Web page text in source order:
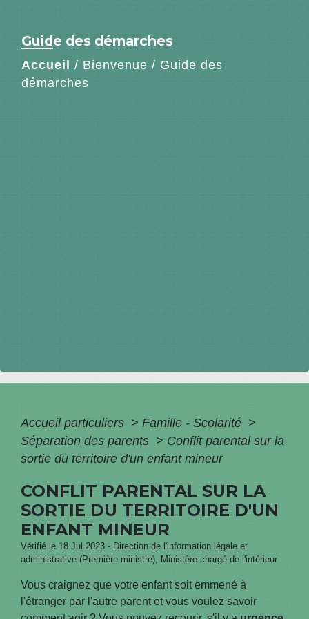
Guide des démarches
Accueil / Bienvenue / Guide des
démarches
Accueil particuliers > Famille - Scolarité >
Séparation des parents > Conflit parental sur la
sortie du territoire d'un enfant mineur
CONFLIT PARENTAL SUR LA
SORTIE DU TERRITOIRE D'UN
ENFANT MINEUR
Vérifié le 18 Jul 2023 - Direction de l'information légale et
administrative (Première ministre), Ministère chargé de l'intérieur
Vous craignez que votre enfant soit emmené à
l'étranger par l'autre parent et vous voulez savoir